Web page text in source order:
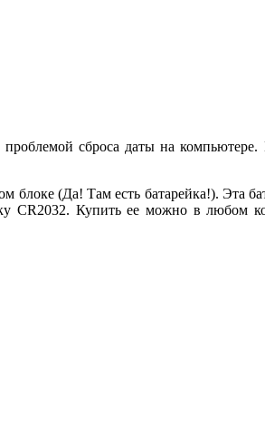
сброса даты на
блоке (Да! Там есть батарейка!). Эта
CR2032. Купить ее можно в любом